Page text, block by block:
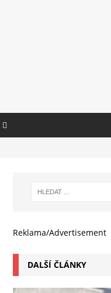
Reklama/Advertisement
DALŠÍ ČLÁNKY